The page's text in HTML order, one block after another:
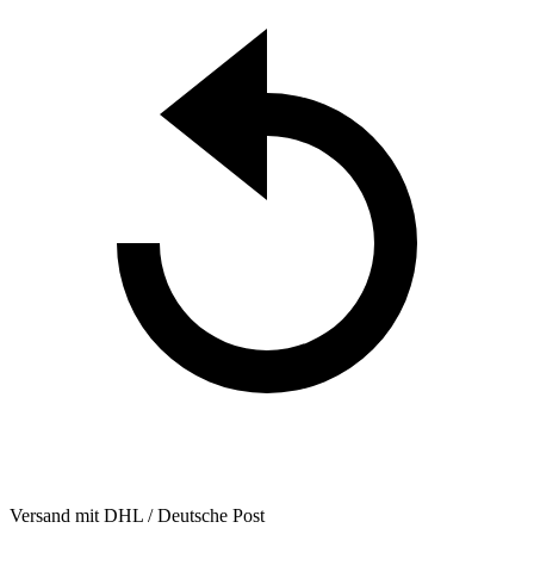
Versand mit DHL / Deutsche Post